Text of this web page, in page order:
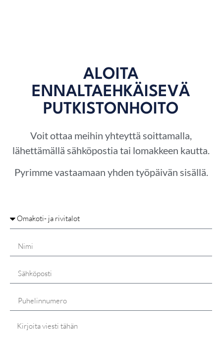
ALOITA
ENNALTAEHKÄISEVÄ
PUTKISTONHOITO
Voit ottaa meihin yhteyttä soittamalla,
lähettämällä sähköpostia tai lomakkeen kautta.
Pyrimme vastaamaan yhden työpäivän sisällä.